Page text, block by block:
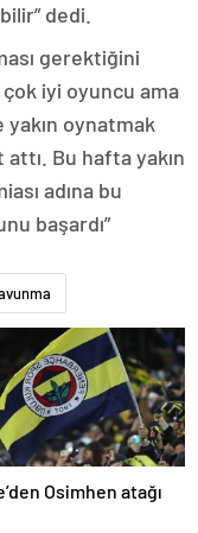
dedi.
gerektiğini
iyi oyuncu ama
yakın oynatmak
Bu hafta yakın
adına bu
başardı”
Osimhen atağı